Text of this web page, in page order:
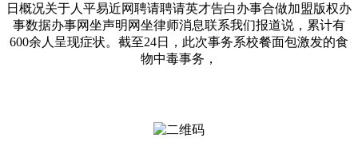
日概况关于人平易近网聘请聘请英才告白办事合做加盟版权办
事数据办事网坐声明网坐律师消息联系我们报道说，累计有
600余人呈现症状。截至24日，此次事务系校餐面包激发的食
物中毒事务，